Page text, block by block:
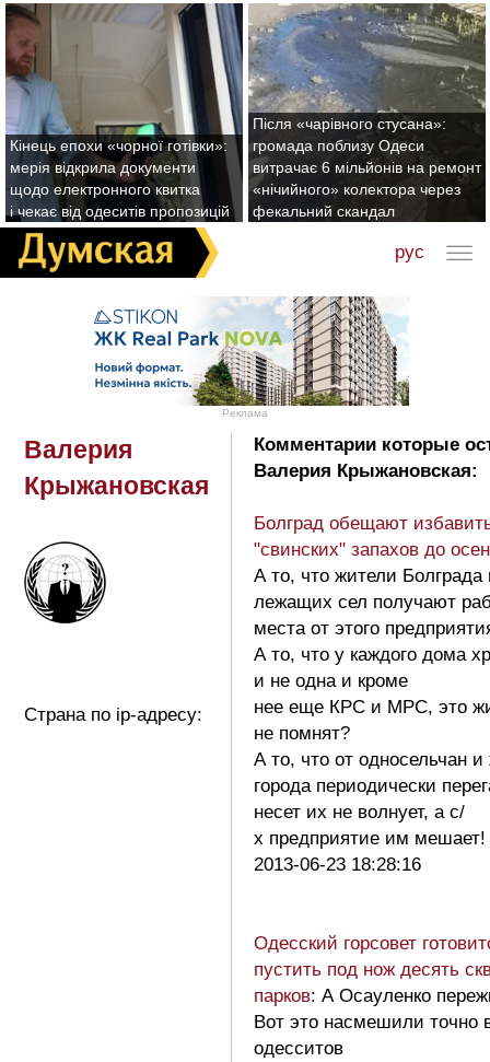
Кінець епохи «чорної готівки»:
мерія відкрила документи
щодо електронного квитка
і чекає від одеситів пропозицій
Після «чарівного стусана»:
громада поблизу Одеси
витрачає 6 мільйонів на ремонт
«нічийного» колектора через
фекальний скандал
рус
Реклама
Валерия
Крыжановская
Страна по ip-адресу:
Комментарии которые
Валерия Крыжановская:
Болград обещают
"свинских" запахов до
А то, что жители Болграда
лежащих сел получают
места от этого
А то, что у каждого дома
и не одна и кроме
нее еще КРС и МРС, это
не помнят?
А то, что от односельчан
города периодически
несет их не волнует, а с/
х предприятие им
2013-06-23 18:28:16
Одесский горсовет
пустить под нож десять
парков: А Осауленко
Вот это насмешили точно
одесситов